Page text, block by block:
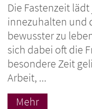
Die Fastenzeit
innezuhalten und
bewusster zu
sich dabei oft die
besondere Zeit
Arbeit, ...
Mehr